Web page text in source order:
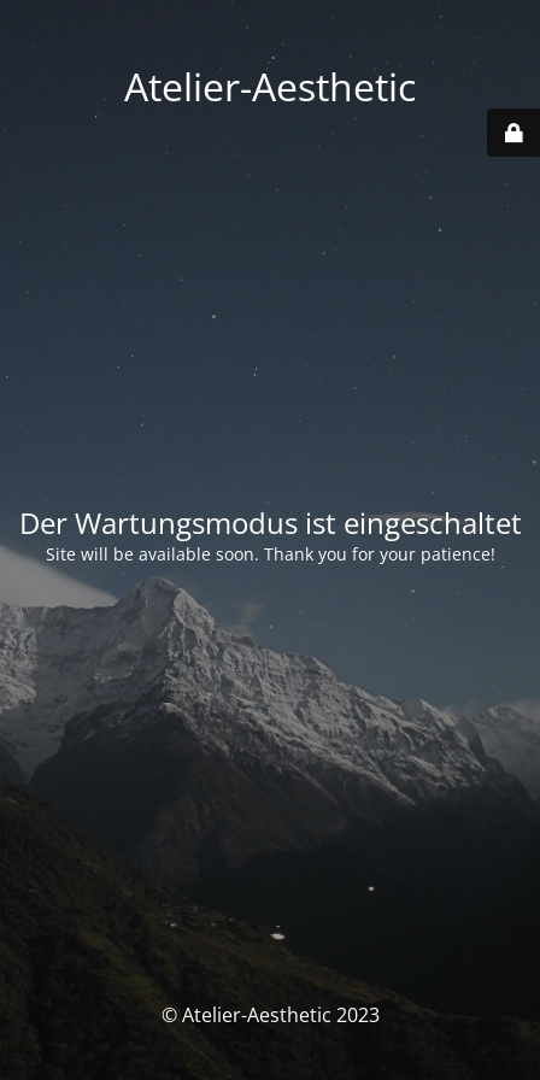
Atelier-Aesthetic
Der Wartungsmodus ist eingeschaltet
Site will be available soon. Thank you for your patience!
© Atelier-Aesthetic 2023